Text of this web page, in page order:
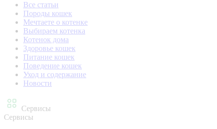
Все статьи
Породы кошек
Мечтаете о котенке
Выбираем котенка
Котенок дома
Здоровье кошек
Питание кошек
Поведение кошек
Уход и содержание
Новости
Сервисы
Сервисы